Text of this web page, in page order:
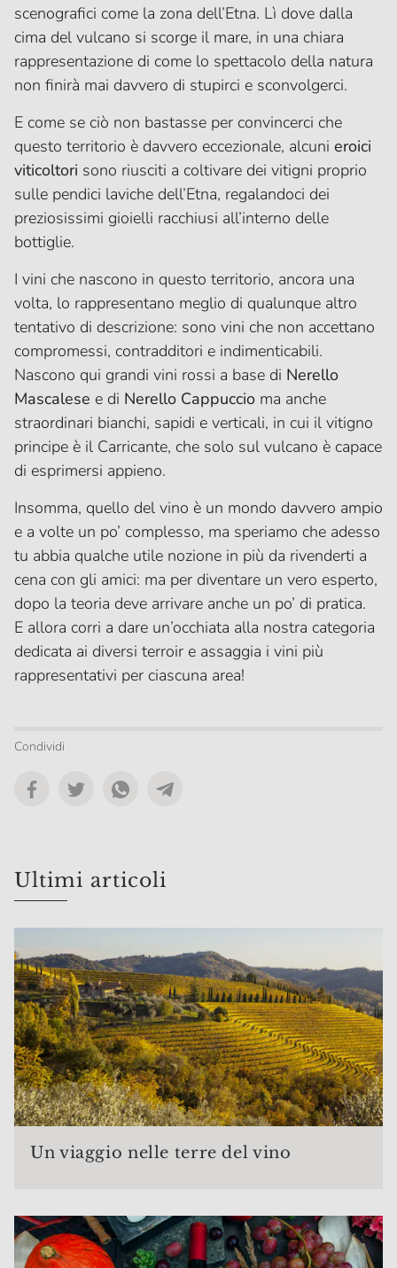
scenografici come la zona dell’Etna. Lì dove dalla
cima del vulcano si scorge il mare, in una chiara
rappresentazione di come lo spettacolo della natura
non finirà mai davvero di stupirci e sconvolgerci.
E come se ciò non bastasse per convincerci che
questo territorio è davvero eccezionale, alcuni eroici
viticoltori sono riusciti a coltivare dei vitigni proprio
sulle pendici laviche dell’Etna, regalandoci dei
preziosissimi gioielli racchiusi all’interno delle
bottiglie.
I vini che nascono in questo territorio, ancora una
volta, lo rappresentano meglio di qualunque altro
tentativo di descrizione: sono vini che non accettano
compromessi, contradditori e indimenticabili.
Nascono qui grandi vini rossi a base di Nerello
Mascalese e di Nerello Cappuccio ma anche
straordinari bianchi, sapidi e verticali, in cui il vitigno
principe è il Carricante, che solo sul vulcano è capace
di esprimersi appieno.
Insomma, quello del vino è un mondo davvero ampio
e a volte un po’ complesso, ma speriamo che adesso
tu abbia qualche utile nozione in più da rivenderti a
cena con gli amici: ma per diventare un vero esperto,
dopo la teoria deve arrivare anche un po’ di pratica.
E allora corri a dare un’occhiata alla nostra categoria
dedicata ai diversi terroir e assaggia i vini più
rappresentativi per ciascuna area!
Condividi
Ultimi articoli
Un viaggio nelle terre del vino